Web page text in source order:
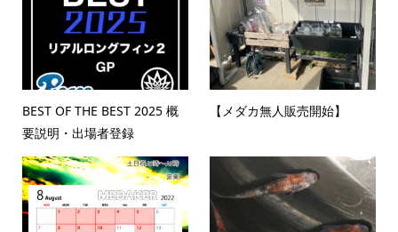
BEST OF THE BEST 2025 概
要説明・出場者登録
【メダカ無人販売開始】